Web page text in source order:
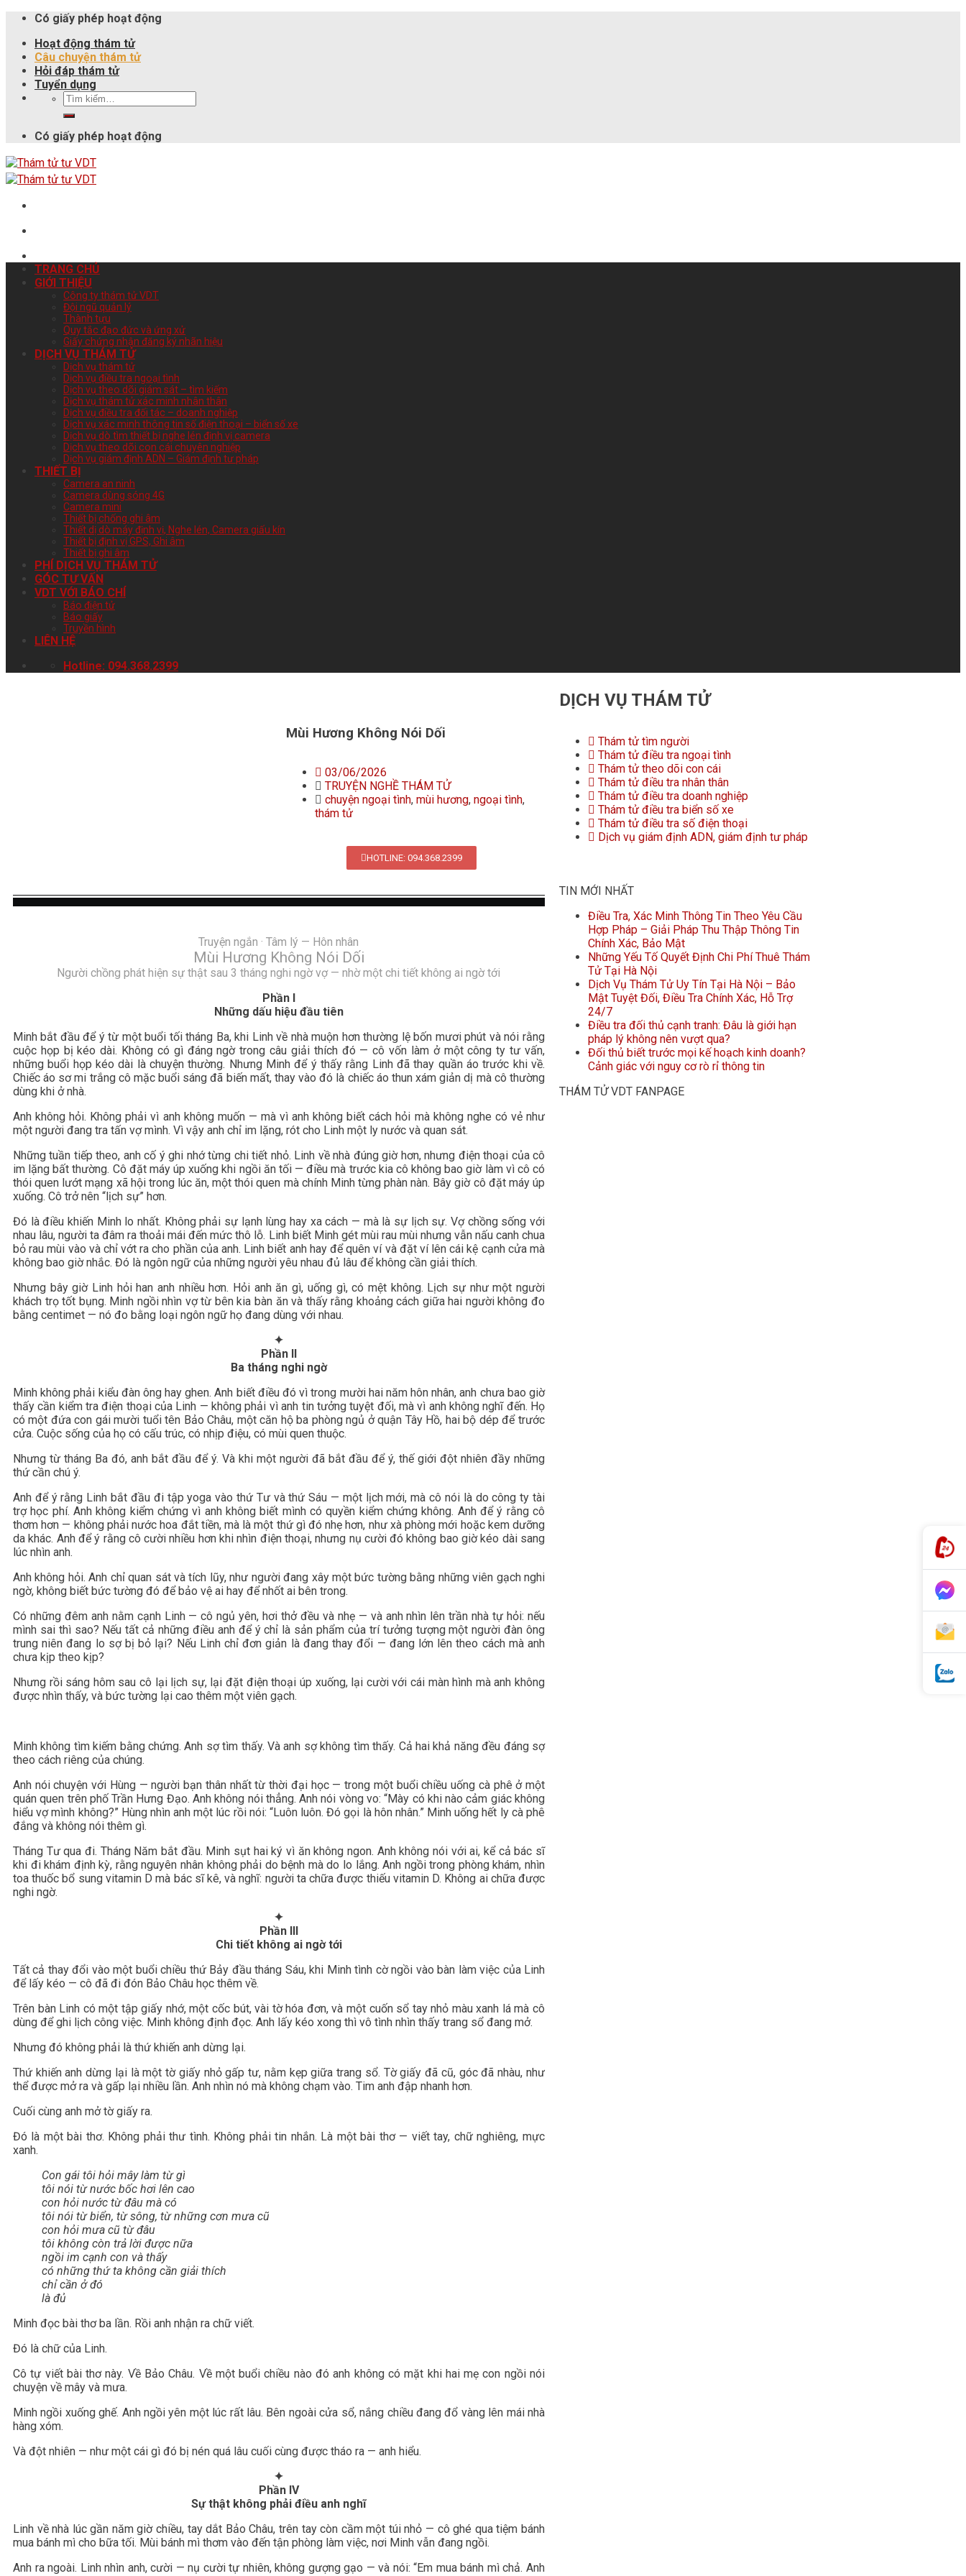
Có giấy phép hoạt động
Hoạt động thám tử
Câu chuyện thám tử
Hỏi đáp thám tử
Tuyển dụng
Có giấy phép hoạt động
TRANG CHỦ
GIỚI THIỆU
Công ty thám tử VDT
Đội ngũ quản lý
Thành tựu
Quy tắc đạo đức và ứng xử
Giấy chứng nhận đăng ký nhãn hiệu
DỊCH VỤ THÁM TỬ
Dịch vụ thám tử
Dịch vụ điều tra ngoại tình
Dịch vụ theo dõi giám sát – tìm kiếm
Dịch vụ thám tử xác minh nhân thân
Dịch vụ điều tra đối tác – doanh nghiệp
Dịch vụ xác minh thông tin số điện thoại – biển số xe
Dịch vụ dò tìm thiết bị nghe lén định vị camera
Dịch vụ theo dõi con cái chuyên nghiệp
Dịch vụ giám định ADN – Giám định tư pháp
THIẾT BỊ
Camera an ninh
Camera dùng sóng 4G
Camera mini
Thiết bị chống ghi âm
Thiết dị dò máy định vị, Nghe lén, Camera giấu kín
Thiết bị định vị GPS, Ghi âm
Thiết bị ghi âm
PHÍ DỊCH VỤ THÁM TỬ
GÓC TƯ VẤN
VDT VỚI BÁO CHÍ
Báo điện tử
Báo giấy
Truyền hình
LIÊN HỆ
Hotline: 094.368.2399
Mùi Hương Không Nói Dối
03/06/2026
TRUYỆN NGHỀ THÁM TỬ
chuyện ngoại tình, mùi hương, ngoại tình,
thám tử
HOTLINE: 094.368.2399
Truyện ngắn · Tâm lý — Hôn nhân
Mùi Hương Không Nói Dối
Người chồng phát hiện sự thật sau 3 tháng nghi ngờ vợ — nhờ một chi tiết không ai ngờ tới
Phần I
Những dấu hiệu đầu tiên
Minh bắt đầu để ý từ một buổi tối tháng Ba, khi Linh về nhà muộn hơn thường lệ bốn mươi phút và nói rằng
cuộc họp bị kéo dài. Không có gì đáng ngờ trong câu giải thích đó — cô vốn làm ở một công ty tư vấn,
những buổi họp kéo dài là chuyện thường. Nhưng Minh để ý thấy rằng Linh đã thay quần áo trước khi về.
Chiếc áo sơ mi trắng cô mặc buổi sáng đã biến mất, thay vào đó là chiếc áo thun xám giản dị mà cô thường
dùng khi ở nhà.
Anh không hỏi. Không phải vì anh không muốn — mà vì anh không biết cách hỏi mà không nghe có vẻ như
một người đang tra tấn vợ mình. Vì vậy anh chỉ im lặng, rót cho Linh một ly nước và quan sát.
Những tuần tiếp theo, anh cố ý ghi nhớ từng chi tiết nhỏ. Linh về nhà đúng giờ hơn, nhưng điện thoại của cô
im lặng bất thường. Cô đặt máy úp xuống khi ngồi ăn tối — điều mà trước kia cô không bao giờ làm vì cô có
thói quen lướt mạng xã hội trong lúc ăn, một thói quen mà chính Minh từng phàn nàn. Bây giờ cô đặt máy úp
xuống. Cô trở nên “lịch sự” hơn.
Đó là điều khiến Minh lo nhất. Không phải sự lạnh lùng hay xa cách — mà là sự lịch sự. Vợ chồng sống với
nhau lâu, người ta đâm ra thoải mái đến mức thô lỗ. Linh biết Minh gét mùi rau mùi nhưng vẫn nấu canh chua
bỏ rau mùi vào và chỉ vớt ra cho phần của anh. Linh biết anh hay để quên ví và đặt ví lên cái kệ cạnh cửa mà
không bao giờ nhắc. Đó là ngôn ngữ của những người yêu nhau đủ lâu để không cần giải thích.
Nhưng bây giờ Linh hỏi han anh nhiều hơn. Hỏi anh ăn gì, uống gì, có mệt không. Lịch sự như một người
khách trọ tốt bụng. Minh ngồi nhìn vợ từ bên kia bàn ăn và thấy rằng khoảng cách giữa hai người không đo
bằng centimet — nó đo bằng loại ngôn ngữ họ đang dùng với nhau.
✦
Phần II
Ba tháng nghi ngờ
Minh không phải kiểu đàn ông hay ghen. Anh biết điều đó vì trong mười hai năm hôn nhân, anh chưa bao giờ
thấy cần kiểm tra điện thoại của Linh — không phải vì anh tin tưởng tuyệt đối, mà vì anh không nghĩ đến. Họ
có một đứa con gái mười tuổi tên Bảo Châu, một căn hộ ba phòng ngủ ở quận Tây Hồ, hai bộ dép để trước
cửa. Cuộc sống của họ có cấu trúc, có nhịp điệu, có mùi quen thuộc.
Nhưng từ tháng Ba đó, anh bắt đầu để ý. Và khi một người đã bắt đầu để ý, thế giới đột nhiên đầy những
thứ cần chú ý.
Anh để ý rằng Linh bắt đầu đi tập yoga vào thứ Tư và thứ Sáu — một lịch mới, mà cô nói là do công ty tài
trợ học phí. Anh không kiểm chứng vì anh không biết mình có quyền kiểm chứng không. Anh để ý rằng cô
thơm hơn — không phải nước hoa đắt tiền, mà là một thứ gì đó nhẹ hơn, như xà phòng mới hoặc kem dưỡng
da khác. Anh để ý rằng cô cười nhiều hơn khi nhìn điện thoại, nhưng nụ cười đó không bao giờ kéo dài sang
lúc nhìn anh.
Anh không hỏi. Anh chỉ quan sát và tích lũy, như người đang xây một bức tường bằng những viên gạch nghi
ngờ, không biết bức tường đó để bảo vệ ai hay để nhốt ai bên trong.
Có những đêm anh nằm cạnh Linh — cô ngủ yên, hơi thở đều và nhẹ — và anh nhìn lên trần nhà tự hỏi: nếu
mình sai thì sao? Nếu tất cả những điều anh để ý chỉ là sản phẩm của trí tưởng tượng một người đàn ông
trung niên đang lo sợ bị bỏ lại? Nếu Linh chỉ đơn giản là đang thay đổi — đang lớn lên theo cách mà anh
chưa kịp theo kịp?
Nhưng rồi sáng hôm sau cô lại lịch sự, lại đặt điện thoại úp xuống, lại cười với cái màn hình mà anh không
được nhìn thấy, và bức tường lại cao thêm một viên gạch.
Minh không tìm kiếm bằng chứng. Anh sợ tìm thấy. Và anh sợ không tìm thấy. Cả hai khả năng đều đáng sợ
theo cách riêng của chúng.
Anh nói chuyện với Hùng — người bạn thân nhất từ thời đại học — trong một buổi chiều uống cà phê ở một
quán quen trên phố Trần Hưng Đạo. Anh không nói thẳng. Anh nói vòng vo: “Mày có khi nào cảm giác không
hiểu vợ mình không?” Hùng nhìn anh một lúc rồi nói: “Luôn luôn. Đó gọi là hôn nhân.” Minh uống hết ly cà phê
đắng và không nói thêm gì.
Tháng Tư qua đi. Tháng Năm bắt đầu. Minh sụt hai ký vì ăn không ngon. Anh không nói với ai, kể cả bác sĩ
khi đi khám định kỳ, rằng nguyên nhân không phải do bệnh mà do lo lắng. Anh ngồi trong phòng khám, nhìn
toa thuốc bổ sung vitamin D mà bác sĩ kê, và nghĩ: người ta chữa được thiếu vitamin D. Không ai chữa được
nghi ngờ.
✦
Phần III
Chi tiết không ai ngờ tới
Tất cả thay đổi vào một buổi chiều thứ Bảy đầu tháng Sáu, khi Minh tình cờ ngồi vào bàn làm việc của Linh
để lấy kéo — cô đã đi đón Bảo Châu học thêm về.
Trên bàn Linh có một tập giấy nhớ, một cốc bút, vài tờ hóa đơn, và một cuốn sổ tay nhỏ màu xanh lá mà cô
dùng để ghi lịch công việc. Minh không định đọc. Anh lấy kéo xong thì vô tình nhìn thấy trang sổ đang mở.
Nhưng đó không phải là thứ khiến anh dừng lại.
Thứ khiến anh dừng lại là một tờ giấy nhỏ gấp tư, nằm kẹp giữa trang sổ. Tờ giấy đã cũ, góc đã nhàu, như
thể được mở ra và gấp lại nhiều lần. Anh nhìn nó mà không chạm vào. Tim anh đập nhanh hơn.
Cuối cùng anh mở tờ giấy ra.
Đó là một bài thơ. Không phải thư tình. Không phải tin nhắn. Là một bài thơ — viết tay, chữ nghiêng, mực
xanh.
Con gái tôi hỏi mây làm từ gì
tôi nói từ nước bốc hơi lên cao
con hỏi nước từ đâu mà có
tôi nói từ biển, từ sông, từ những cơn mưa cũ
con hỏi mưa cũ từ đâu
tôi không còn trả lời được nữa
ngồi im cạnh con và thấy
có những thứ ta không cần giải thích
chỉ cần ở đó
là đủ
Minh đọc bài thơ ba lần. Rồi anh nhận ra chữ viết.
Đó là chữ của Linh.
Cô tự viết bài thơ này. Về Bảo Châu. Về một buổi chiều nào đó anh không có mặt khi hai mẹ con ngồi nói
chuyện về mây và mưa.
Minh ngồi xuống ghế. Anh ngồi yên một lúc rất lâu. Bên ngoài cửa sổ, nắng chiều đang đổ vàng lên mái nhà
hàng xóm.
Và đột nhiên — như một cái gì đó bị nén quá lâu cuối cùng được tháo ra — anh hiểu.
✦
Phần IV
Sự thật không phải điều anh nghĩ
Linh về nhà lúc gần năm giờ chiều, tay dắt Bảo Châu, trên tay còn cầm một túi nhỏ — cô ghé qua tiệm bánh
mua bánh mì cho bữa tối. Mùi bánh mì thơm vào đến tận phòng làm việc, nơi Minh vẫn đang ngồi.
Anh ra ngoài. Linh nhìn anh, cười — nụ cười tự nhiên, không gượng gạo — và nói: “Em mua bánh mì chả. Anh
DỊCH VỤ THÁM TỬ
Thám tử tìm người
Thám tử điều tra ngoại tình
Thám tử theo dõi con cái
Thám tử điều tra nhân thân
Thám tử điều tra doanh nghiệp
Thám tử điều tra biển số xe
Thám tử điều tra số điện thoại
Dịch vụ giám định ADN, giám định tư pháp
TIN MỚI NHẤT
Điều Tra, Xác Minh Thông Tin Theo Yêu Cầu
Hợp Pháp – Giải Pháp Thu Thập Thông Tin
Chính Xác, Bảo Mật
Những Yếu Tố Quyết Định Chi Phí Thuê Thám
Tử Tại Hà Nội
Dịch Vụ Thám Tử Uy Tín Tại Hà Nội – Bảo
Mật Tuyệt Đối, Điều Tra Chính Xác, Hỗ Trợ
24/7
Điều tra đối thủ cạnh tranh: Đâu là giới hạn
pháp lý không nên vượt qua?
Đối thủ biết trước mọi kế hoạch kinh doanh?
Cảnh giác với nguy cơ rò rỉ thông tin
THÁM TỬ VDT FANPAGE